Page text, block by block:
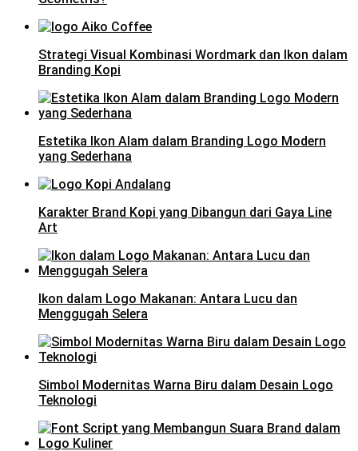
Strategi Visual Kombinasi Wordmark dan Ikon dalam
Branding Kopi
Estetika Ikon Alam dalam Branding Logo Modern
yang Sederhana
Karakter Brand Kopi yang Dibangun dari Gaya Line
Art
Ikon dalam Logo Makanan: Antara Lucu dan
Menggugah Selera
Simbol Modernitas Warna Biru dalam Desain Logo
Teknologi